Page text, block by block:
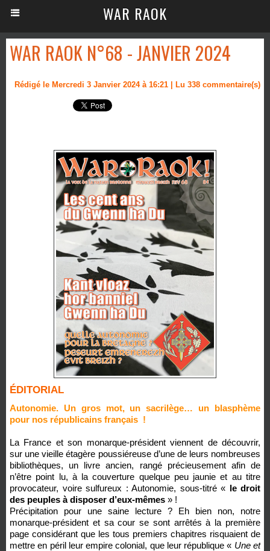
WAR RAOK
WAR RAOK N°68 - JANVIER 2024
Rédigé le Mercredi 3 Janvier 2024 à 16:21 | Lu 338 commentaire(s)
ÉDITORIAL
Autonomie. Un gros mot, un sacrilège… un blasphème
pour nos républicains français !
La France et son monarque-président viennent de découvrir,
sur une vieille étagère poussiéreuse d’une de leurs nombreuses
bibliothèques, un livre ancien, rangé précieusement afin de
n’être point lu, à la couverture quelque peu jaunie et au titre
provocateur, voire sulfureux : Autonomie, sous-titré « le droit
des peuples à disposer d’eux-mêmes » !
Précipitation pour une saine lecture ? Eh bien non, notre
monarque-président et sa cour se sont arrêtés à la première
page considérant que les tous premiers chapitres risquaient de
mettre en péril leur empire colonial, que leur république « Une et